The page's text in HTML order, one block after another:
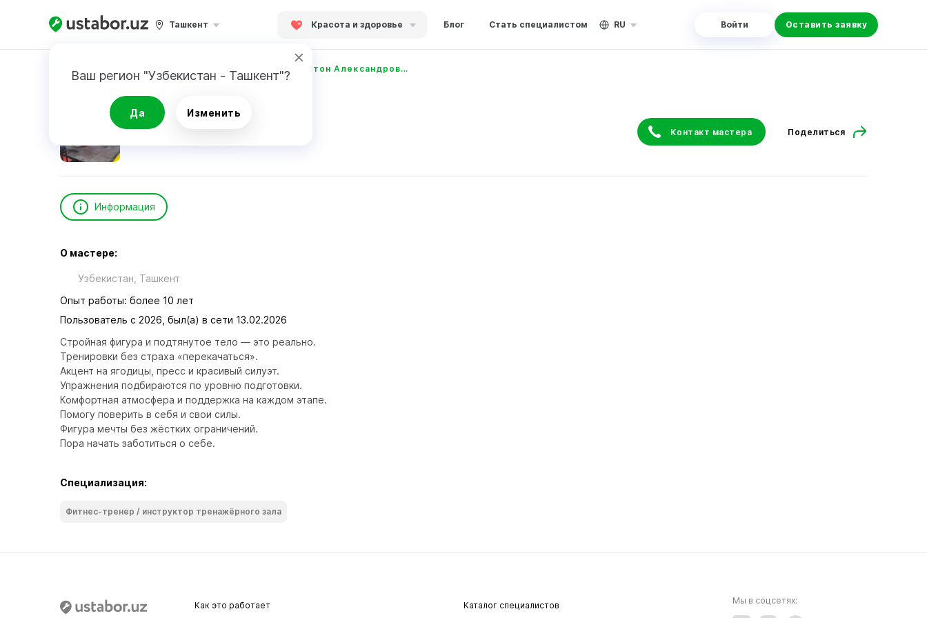
Ташкент Красота и здоровье Блог Стать специалистом RU Войти Оставить заявку
Ваш регион "Узбекистан - Ташкент"?
Да Изменить
Главная Красота и здоровье Старостин Антон Александрович
Старостин Антон Александрович
Контакт мастера Поделиться
Информация
О мастере:
Узбекистан, Ташкент
Опыт работы: более 10 лет
Пользователь с 2026, был(а) в сети 13.02.2026
Стройная фигура и подтянутое тело — это реально.
Тренировки без страха «перекачаться».
Акцент на ягодицы, пресс и красивый силуэт.
Упражнения подбираются по уровню подготовки.
Комфортная атмосфера и поддержка на каждом этапе.
Помогу поверить в себя и свои силы.
Фигура мечты без жёстких ограничений.
Пора начать заботиться о себе.
Специализация:
Фитнес-тренер / инструктор тренажёрного зала
Как это работает Каталог специалистов Мы в соцсетях: